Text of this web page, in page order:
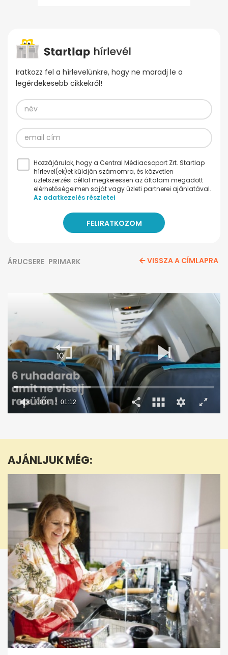
Iratkozz fel a hírlevelünkre, hogy ne maradj le a
legérdekesebb cikkekről!
Hozzájárulok, hogy a Central Médiacsoport Zrt. Startlap
hírlevel(ek)et küldjön számomra, és közvetlen
üzletszerzési céllal megkeressen az általam megadott
elérhetőségeimen saját vagy üzleti partnerei ajánlatával.
Az adatkezelés részletei
ÁRUCSERE PRIMARK VISSZA A CÍMLAPRA
1
12
seconds
00:02 01:12
AJÁNLJUK MÉG: